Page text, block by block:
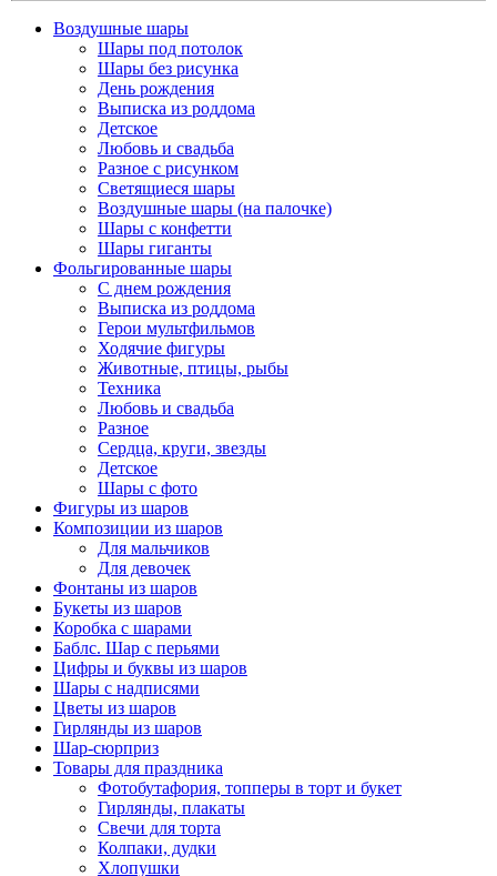
Воздушные шары
Шары под потолок
Шары без рисунка
День рождения
Выписка из роддома
Детское
Любовь и свадьба
Разное с рисунком
Светящиеся шары
Воздушные шары (на палочке)
Шары с конфетти
Шары гиганты
Фольгированные шары
С днем рождения
Выписка из роддома
Герои мультфильмов
Ходячие фигуры
Животные, птицы, рыбы
Техника
Любовь и свадьба
Разное
Сердца, круги, звезды
Детское
Шары с фото
Фигуры из шаров
Композиции из шаров
Для мальчиков
Для девочек
Фонтаны из шаров
Букеты из шаров
Коробка с шарами
Баблс. Шар с перьями
Цифры и буквы из шаров
Шары с надписями
Цветы из шаров
Гирлянды из шаров
Шар-сюрприз
Товары для праздника
Фотобутафория, топперы в торт и букет
Гирлянды, плакаты
Свечи для торта
Колпаки, дудки
Хлопушки